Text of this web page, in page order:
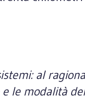
al
le modalità